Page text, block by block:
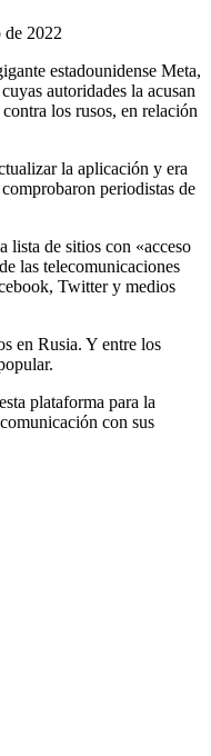
de 2022
estadounidense Meta,
autoridades la acusan
los rusos, en relación
la aplicación y era
periodistas de
lista de sitios con «acceso
las telecomunicaciones
Twitter y medios
en Rusia. Y entre los
plataforma para la
con sus